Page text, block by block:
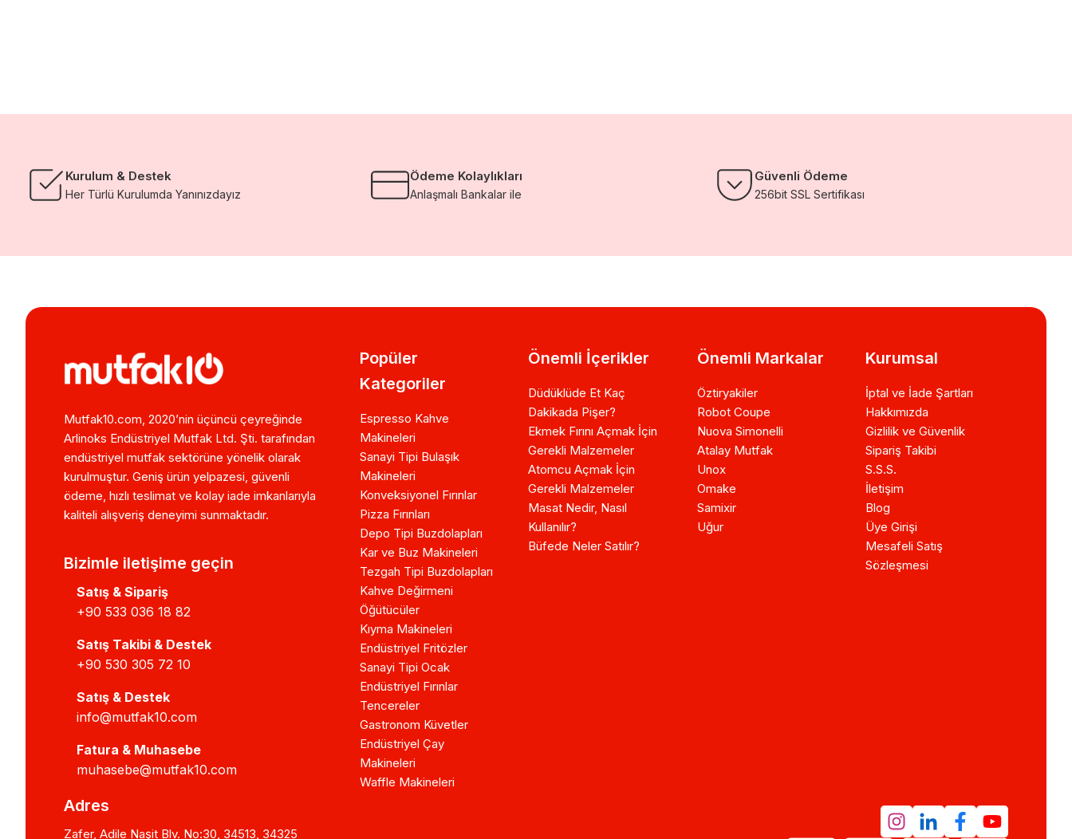
Kurulum & Destek
Her Türlü Kurulumda Yanınızdayız
Ödeme Kolaylıkları
Anlaşmalı Bankalar ile
Güvenli Ödeme
256bit SSL Sertifikası
Mutfak10.com, 2020’nin üçüncü çeyreğinde
Arlinoks Endüstriyel Mutfak Ltd. Şti. tarafından
endüstriyel mutfak sektörüne yönelik olarak
kurulmuştur. Geniş ürün yelpazesi, güvenli
ödeme, hızlı teslimat ve kolay iade imkanlarıyla
kaliteli alışveriş deneyimi sunmaktadır.
Bizimle iletişime geçin
Satış & Sipariş
+90 533 036 18 82
Satış Takibi & Destek
+90 530 305 72 10
Satış & Destek
info@mutfak10.com
Fatura & Muhasebe
muhasebe@mutfak10.com
Adres
Zafer, Adile Naşit Blv. No:30, 34513, 34325
Popüler
Kategoriler
Espresso Kahve
Makineleri
Sanayi Tipi Bulaşık
Makineleri
Konveksiyonel Fırınlar
Pizza Fırınları
Depo Tipi Buzdolapları
Kar ve Buz Makineleri
Tezgah Tipi Buzdolapları
Kahve Değirmeni
Öğütücüler
Kıyma Makineleri
Endüstriyel Fritözler
Sanayi Tipi Ocak
Endüstriyel Fırınlar
Tencereler
Gastronom Küvetler
Endüstriyel Çay
Makineleri
Waffle Makineleri
Önemli İçerikler
Düdüklüde Et Kaç
Dakikada Pişer?
Ekmek Fırını Açmak İçin
Gerekli Malzemeler
Atomcu Açmak İçin
Gerekli Malzemeler
Masat Nedir, Nasıl
Kullanılır?
Büfede Neler Satılır?
Önemli Markalar
Öztiryakiler
Robot Coupe
Nuova Simonelli
Atalay Mutfak
Unox
Omake
Samixir
Uğur
Kurumsal
İptal ve İade Şartları
Hakkımızda
Gizlilik ve Güvenlik
Sipariş Takibi
S.S.S.
İletişim
Blog
Üye Girişi
Mesafeli Satış
Sözleşmesi